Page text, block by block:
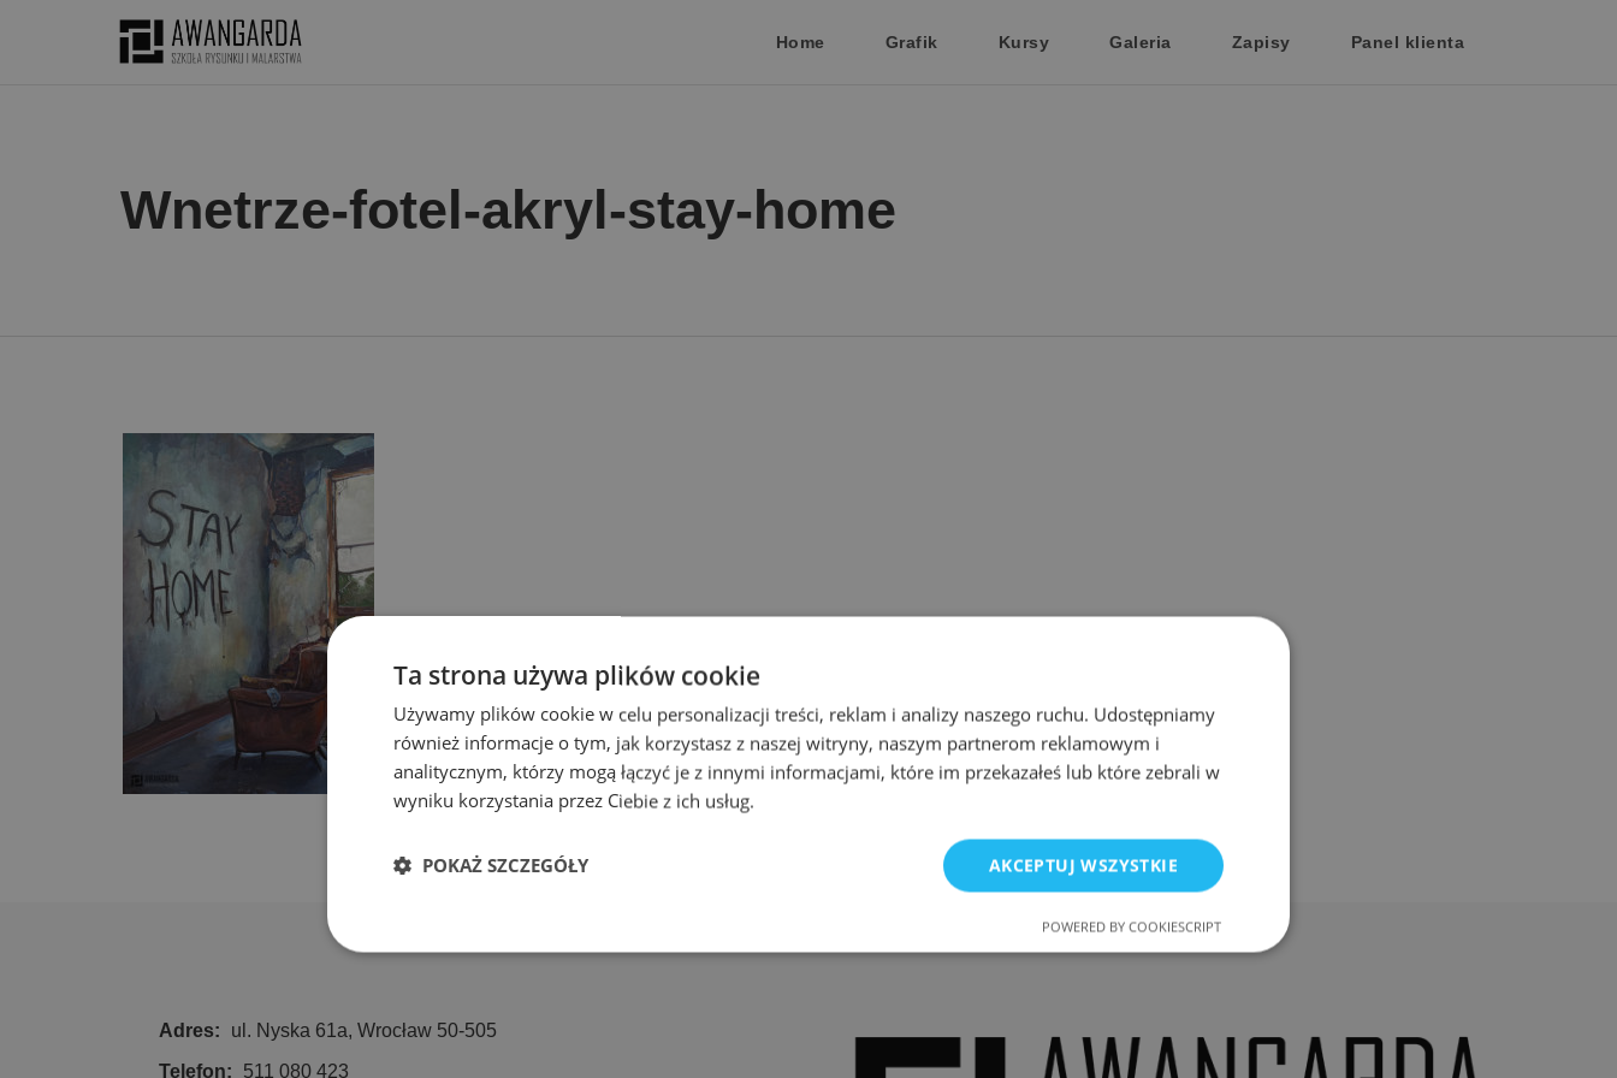
Home Grafik Kursy Galeria Zapisy Panel klienta
Wnetrze-fotel-akryl-stay-home
Adres:
ul. Nyska 61a, Wrocław 50-505
Telefon:
511 080 423
Ta strona używa plików cookie
Używamy plików cookie w celu personalizacji treści, reklam i analizy naszego ruchu. Udostępniamy
również informacje o tym, jak korzystasz z naszej witryny, naszym partnerom reklamowym i
analitycznym, którzy mogą łączyć je z innymi informacjami, które im przekazałeś lub które zebrali w
wyniku korzystania przez Ciebie z ich usług.
AKCEPTUJ WSZYSTKIE
POKAŻ SZCZEGÓŁY
Funkcjonalność
POWERED BY COOKIESCRIPT